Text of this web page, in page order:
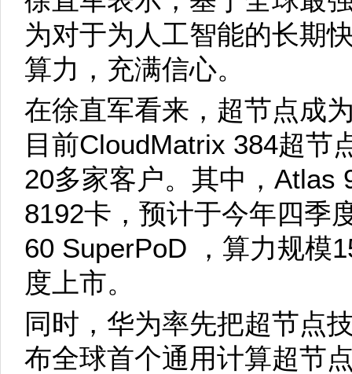
为对于为人工智能的长期
算力，充满信心。
在徐直军看来，超节点成
目前CloudMatrix 384超节
20多家客户。其中，Atlas
8192卡，预计于今年四季
60 SuperPoD ，算力规模
度上市。
同时，华为率先把超节点
布全球首个通用计算超节